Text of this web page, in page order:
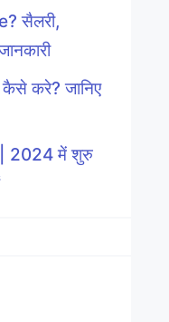
सैलरी,
कैसे करे? जानिए
2024 में शुरु